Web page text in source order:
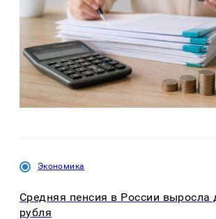
Экономика
Средняя пенсия в России выросла
рубля